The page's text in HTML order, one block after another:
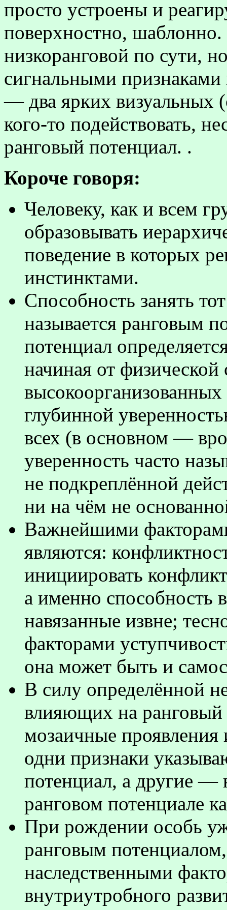
просто устроены и
поверхностно,
низкоранговой по сути,
сигнальными признаками
— два ярких визуальных
кого-то подействовать,
ранговый потенциал. .
Короче говоря:
Человеку, как и всем
образовывать
поведение в которых
инстинктами.
Способность занять
называется ранговым
потенциал
начиная от
глубинной
всех (в основном —
уверенность часто
не подкреплённой
ни на чём не
Важнейшими
являются:
инициировать
а именно способность
навязанные извне;
факторами
она может быть и
В силу определённой
влияющих на
мозаичные проявления
одни признаки
потенциал, а другие —
ранговом потенциале
При рождении особь
ранговым
наследственными
внутриутробного